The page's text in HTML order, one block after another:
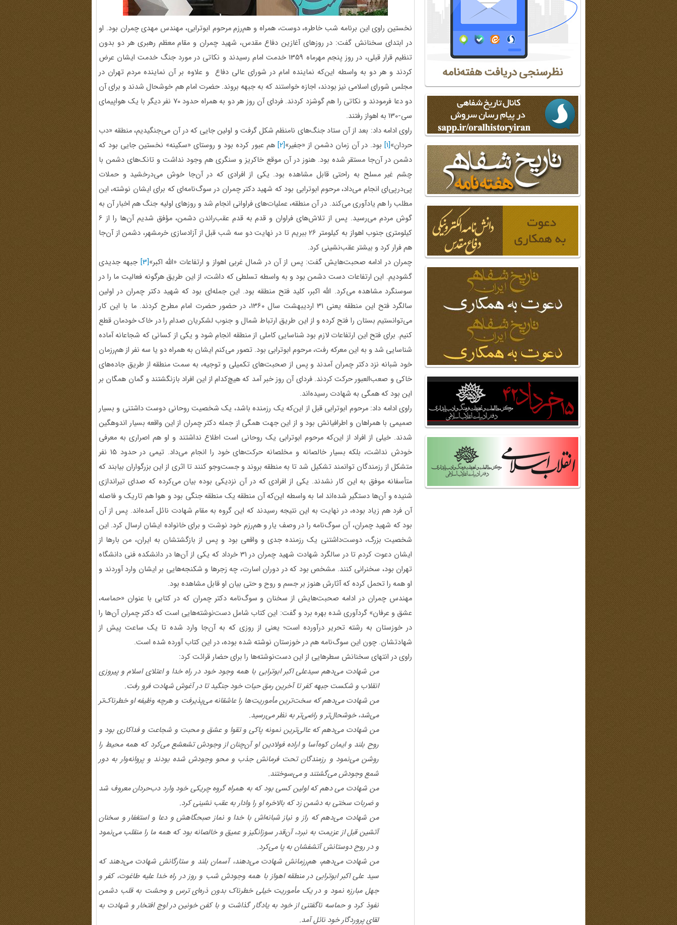
نخستین راوی این برنامه شب خاطره، دوست، همراه و هم‌رزم مرحوم ابوترابی، مهندس مهدی چمران بود. او
در ابتدای سخنانش گفت: در روزهای آغازین دفاع مقدس، شهید چمران و مقام معظم رهبری هر دو بدون
تنظیم قرار قبلی، در روز پنجم مهرماه 1359 خدمت امام رسیدند و نکاتی در مورد جنگ خدمت ایشان عرض
کردند و هر دو به واسطه این‌که نماینده امام در شورای عالی دفاع و علاوه بر آن نماینده مردم تهران در
مجلس شورای اسلامی نیز بودند، اجازه ‌خواستند که به جبهه بروند. حضرت امام هم خوشحال شدند و برای آن
دو دعا فرمودند و نکاتی را هم گوشزد کردند. فردای آن روز هر دو به همراه حدود 70 نفر دیگر با یک هواپیمای
سی-130 به اهواز رفتند.
راوی ادامه داد: بعد از آن ستاد جنگ‌های نامنظم شکل گرفت و اولین جایی که در آن می‌جنگیدیم، منطقه «دب
حردان»[1]بود. در آن زمان دشمن از «جفیر»[2] هم عبور کرده بود و روستای «سکینه» نخستین جایی بود که
دشمن در آن‌جا مستقر شده بود. هنوز در آن موقع خاکریز و سنگری هم وجود نداشت و تانک‌های دشمن با
چشم غیر مسلح به راحتی قابل مشاهده بود. یکی از افرادی که در آن‌جا خوش می‌درخشید و حملات
پی‌درپی‌ای انجام می‌داد، مرحوم ابوترابی بود که شهید دکتر چمران در سوگ‌نامه‌ای که برای ایشان نوشته، این
مطلب را هم یادآوری می‌کند. در آن منطقه، عملیات‌های فراوانی انجام شد و روزهای اولیه جنگ هم اخبار آن به
گوش مردم می‌رسید. پس از تلاش‌های فراوان و قدم به قدم عقب‌راندن دشمن، مؤفق شدیم آن‌ها را از 6
کیلومتری جنوب اهواز به کیلومتر 26 ببریم تا در نهایت دو سه شب قبل از آزادسازی خرمشهر، دشمن از آن‌جا
هم فرار کرد و بیشتر عقب‌نشینی کرد.
چمران در ادامه صحبت‌هایش گفت: پس از آن در شمال غربی اهواز و ارتفاعات «الله اکبر»[3] جبهه جدیدی
گشودیم. این ارتفاعات دست دشمن بود و به واسطه تسلطی که داشت، از این طریق هرگونه فعالیت ما را در
سوسنگرد مشاهده می‌کرد. الله اکبر، کلید فتح منطقه بود. این جمله‌ای بود که شهید دکتر چمران در اولین
سالگرد فتح این منطقه یعنی 31 اردیبهشت سال 1360، در حضور حضرت امام مطرح کردند. ما با این کار
می‌توانستیم بستان را فتح کرده و از این طریق ارتباط شمال و جنوب لشکریان صدام را در خاک خودمان قطع
کنیم. برای فتح این ارتفاعات لازم بود شناسایی کاملی از منطقه انجام شود و یکی از کسانی که شجاعانه آماده
شناسایی شد و به این معرکه رفت، مرحوم ابوترابی بود. تصور می‌کنم ایشان به همراه دو یا سه نفر از هم‌رزمان
خود شبانه نزد دکتر چمران آمدند و پس از صحبت‌های تکمیلی و توجیه، به سمت منطقه از طریق جاده‌های
خاکی و صعب‌العبور حرکت کردند. فردای آن روز خبر آمد که هیچ‌کدام از این افراد بازنگشتند و گمان همگان بر
این بود که همگی به شهادت رسیده‌اند.
راوی ادامه داد: مرحوم ابوترابی قبل از این‌که یک رزمنده باشد، یک شخصیت روحانی دوست داشتنی و بسیار
صمیمی با همراهان و اطرافیانش بود و از این جهت همگی از جمله دکتر چمران از این واقعه بسیار اندوهگین
شدند. خیلی از افراد از این‌که مرحوم ابوترابی یک روحانی است اطلاع نداشتند و او هم اصراری به معرفی
خودش نداشت، بلکه بسیار خالصانه و مخلصانه حرکت‌های خود را انجام می‌داد. تیمی در حدود 15 نفر
متشکل از رزمندگان توانمند تشکیل شد تا به منطقه بروند و جست‌وجو کنند تا اثری از این بزرگواران بیابند که
متأسفانه موفق به این کار نشدند. یکی از افرادی که در آن‌ نزدیکی بوده بیان می‌کرده که صدای تیراندازی
شنیده و آن‌ها دستگیر شده‌اند اما به واسطه این‌که آن منطقه یک منطقه جنگی بود و هوا هم تاریک و فاصله
آن فرد هم زیاد بوده، در نهایت به این نتیجه رسیدند که این گروه به مقام شهادت نائل آمده‌اند. پس از آن
بود که شهید چمران، آن سوگ‌نامه را در وصف یار و هم‌رزم خود نوشت و برای خانواده ایشان ارسال کرد. این
شخصیت بزرگ، دوست‌داشتنی یک رزمنده جدی و واقعی بود و پس از بازگشتشان به ایران، من بارها از
ایشان دعوت کردم تا در سالگرد شهادت شهید چمران در 31 خرداد که یکی از آن‌ها در دانشکده فنی دانشگاه
تهران بود، سخنرانی کنند. مشخص بود که در دوران اسارت، چه زجرها و شکنجه‌هایی بر ایشان وارد آوردند و
او همه را تحمل کرده که آثارش هنوز بر جسم و روح و حتی بیان او قابل مشاهده بود.
مهندس چمران در ادامه صحبت‌هایش از سخنان و سوگ‌نامه دکتر چمران که در کتابی با عنوان «حماسه،
عشق و عرفان» گردآوری شده بهره برد و گفت: این کتاب شامل دست‌نوشته‌هایی است که دکتر چمران آن‌ها را
در خوزستان به رشته تحریر درآورده است؛ یعنی از روزی که به آن‌جا وارد شده تا یک ساعت پیش از
شهادتشان. چون این سوگ‌نامه هم در خوزستان نوشته شده بوده، در این کتاب آورده شده است.
راوی در انتهای سخنانش سطرهایی از این دست‌نوشته‌ها را برای حضار قرائت کرد:
من شهادت می‌دهم سیدعلی اکبر ابوترابی با همه وجود خود در راه خدا و اعتلای اسلام و پیروزی
انقلاب و شکست جبهه کفر تا آخرین رمق حیات خود جنگید تا در آغوش شهادت فرو رفت.
من شهادت می‌دهم که سخت‌ترین مأموریت‌ها را عاشقانه می‌پذیرفت و هرچه وظیفه او خطرناک‌تر
می‌شد، خوشحال‌تر و راضی‌تر به نظر می‌رسید.
من شهادت می‌دهم که عالی‌ترین نمونه پاکی و تقوا و عشق و محبت و شجاعت و فداکاری بود و
روح بلند و ایمان کوه‌آسا و اراده فولادین او آن‌چنان از وجودش تشعشع می‌کرد که همه محیط را
روشن می‌نمود و رزمندگان تحت فرمانش جذب و محو وجودش شده بودند و پروانه‌وار به دور
شمع وجودش می‌گشتند و می‌سوختند.
من شهادت می دهم که اولین کسی بود که به همراه گروه چریکی خود وارد دب‌حردان معروف شد
و ضربات سختی به دشمن زد که بالاخره او را وادار به عقب نشینی کرد.
من شهادت می‌دهم که راز و نیاز شبانهاش با خدا و نماز صبحگاهش و دعا و استغفار و سخنان
آتشین قبل از عزیمت به نبرد، آن‌قدر سوزانگیز و عمیق و خالصانه بود که همه ما را منقلب می‌نمود
و در روح دوستانش آتشفشان به پا می‌کرد.
من شهادت می‌دهم، هم‌رزمانش شهادت می‌دهند، آسمان بلند و ستارگانش شهادت می‌دهند که
سید علی اکبر ابوترابی در منطقه اهواز با همه وجودش شب و روز در راه خدا علیه طاغوت، کفر و
جهل مبارزه نمود و در یک مأموریت خیلی خطرناک بدون ذره‌ای ترس و وحشت به قلب دشمن
نفوذ کرد و حماسه ناگفتنی از خود به یادگار گذاشت و با کفن خونین در اوج افتخار و شهادت به
لقای پروردگار خود نائل آمد.